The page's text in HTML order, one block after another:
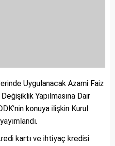
Uygulanacak Azami Faiz
Yapılmasına Dair
konuya ilişkin Kurul
kartı ve ihtiyaç kredisi